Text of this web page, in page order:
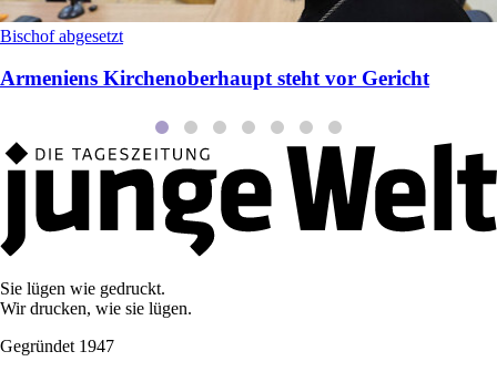
Bischof abgesetzt
Armeniens Kirchenoberhaupt steht vor Gericht
Sie lügen wie gedruckt.
Wir drucken, wie sie lügen.
Gegründet 1947